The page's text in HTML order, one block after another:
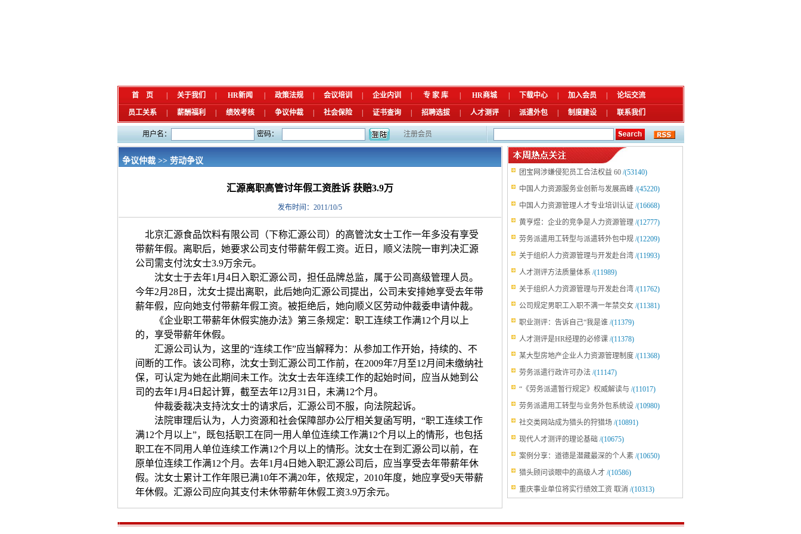
首 页 关于我们 HR新闻 政策法规 会议培训 企业内训 专 家 库 HR商城 下载中心 加入会员 论坛交流
员工关系 薪酬福利 绩效考核 争议仲裁 社会保险 证书查询 招聘选拔 人才测评 派遣外包 制度建设 联系我们
用户名： 密码： 注册会员
争议仲裁 >> 劳动争议
汇源离职高管讨年假工资胜诉 获赔3.9万
发布时间：2011/10/5
北京汇源食品饮料有限公司（下称汇源公司）的高管沈女士工作一年多没有享受
带薪年假。离职后，她要求公司支付带薪年假工资。近日，顺义法院一审判决汇源
公司需支付沈女士3.9万余元。
沈女士于去年1月4日入职汇源公司，担任品牌总监，属于公司高级管理人员。
今年2月28日，沈女士提出离职，此后她向汇源公司提出，公司未安排她享受去年带
薪年假，应向她支付带薪年假工资。被拒绝后，她向顺义区劳动仲裁委申请仲裁。
《企业职工带薪年休假实施办法》第三条规定：职工连续工作满12个月以上
的，享受带薪年休假。
汇源公司认为，这里的“连续工作”应当解释为：从参加工作开始，持续的、不
间断的工作。该公司称，沈女士到汇源公司工作前，在2009年7月至12月间未缴纳社
保，可认定为她在此期间未工作。沈女士去年连续工作的起始时间，应当从她到公
司的去年1月4日起计算，截至去年12月31日，未满12个月。
仲裁委裁决支持沈女士的请求后，汇源公司不服，向法院起诉。
法院审理后认为，人力资源和社会保障部办公厅相关复函写明，“职工连续工作
满12个月以上”，既包括职工在同一用人单位连续工作满12个月以上的情形，也包括
职工在不同用人单位连续工作满12个月以上的情形。沈女士在到汇源公司以前，在
原单位连续工作满12个月。去年1月4日她入职汇源公司后，应当享受去年带薪年休
假。沈女士累计工作年限已满10年不满20年，依规定，2010年度，她应享受9天带薪
年休假。汇源公司应向其支付未休带薪年休假工资3.9万余元。
团宝网涉嫌侵犯员工合法权益 60 /(53140)
中国人力资源服务业创新与发展高峰 /(45220)
中国人力资源管理人才专业培训认证 /(16668)
黄亨煜：企业的竞争是人力资源管理 /(12777)
劳务派遣用工转型与派遣转外包中规 /(12209)
关于组织人力资源管理与开发赴台湾 /(11993)
人才测评方法质量体系 /(11989)
关于组织人力资源管理与开发赴台湾 /(11762)
公司规定男职工入职不满一年禁交女 /(11381)
职业测评：告诉自己“我是谁 /(11379)
人才测评是HR经理的必修课 /(11378)
某大型房地产企业人力资源管理制度 /(11368)
劳务派遣行政许可办法 /(11147)
“《劳务派遣暂行规定》权威解读与 /(11017)
劳务派遣用工转型与业务外包系统设 /(10980)
社交类网站成为猎头的狩猎场 /(10891)
现代人才测评的理论基础 /(10675)
案例分享：道德是潜藏最深的个人素 /(10650)
猎头顾问谈眼中的高级人才 /(10586)
重庆事业单位将实行绩效工资 取消 /(10313)